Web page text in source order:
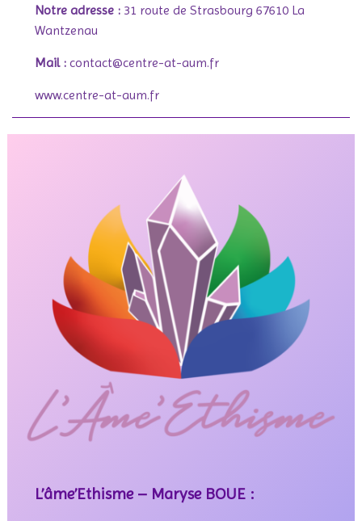
Notre adresse : 31 route de Strasbourg 67610 La
Wantzenau
Mail :contact@centre-at-aum.fr
www.centre-at-aum.fr
L’âme’Ethisme – Maryse BOUE :